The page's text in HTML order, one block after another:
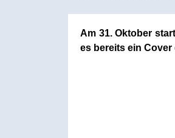
Am 31. Oktober
es bereits ein Cover